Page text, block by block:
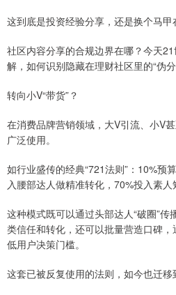
这到底是投资经验分享，还是换个马甲
社区内容分享的合规边界在哪？今天
解，如何识别隐藏在理财社区里的“伪分
转向小V“带货”？
在消费品牌营销领域，大V引流、小V
广泛使用。
如行业盛传的经典“721法则”：10%预
入腰部达人做精准转化，70%投入素人
这种模式既可以通过头部达人“破圈”
类信任和转化，还可以批量营造口碑，
低用户决策门槛。
这套已被反复使用的法则，如今也迁移